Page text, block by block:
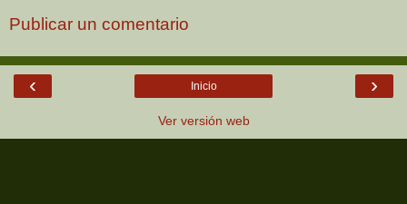
Publicar un comentario
‹ ›
Inicio
Ver versión web